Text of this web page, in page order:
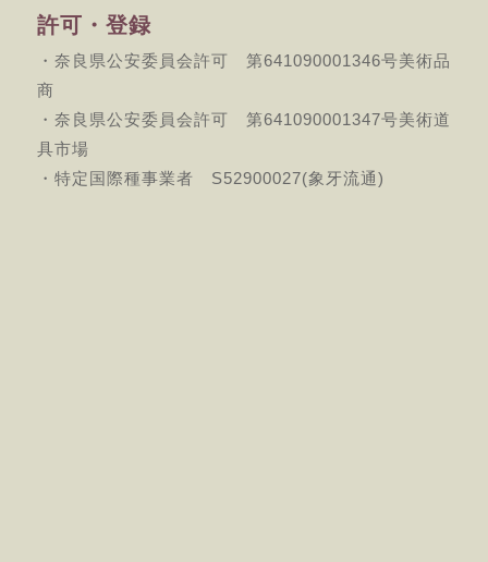
許可・登録
・奈良県公安委員会許可 第641090001346号美術品
商
・奈良県公安委員会許可 第641090001347号美術道
具市場
・特定国際種事業者 S52900027(象牙流通)